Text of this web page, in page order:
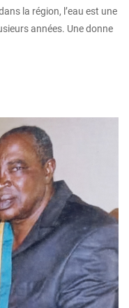
la région, l’eau est une
années. Une donne